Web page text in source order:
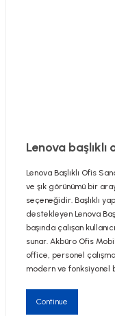
Lenova
Lenova Başlıklı Ofis
ve şık görünümü bir
seçeneğidir. Başlıklı
destekleyen Lenova
başında çalışan
sunar. Akbüro Ofis
office, personel
modern ve fonksiyonel
Continue